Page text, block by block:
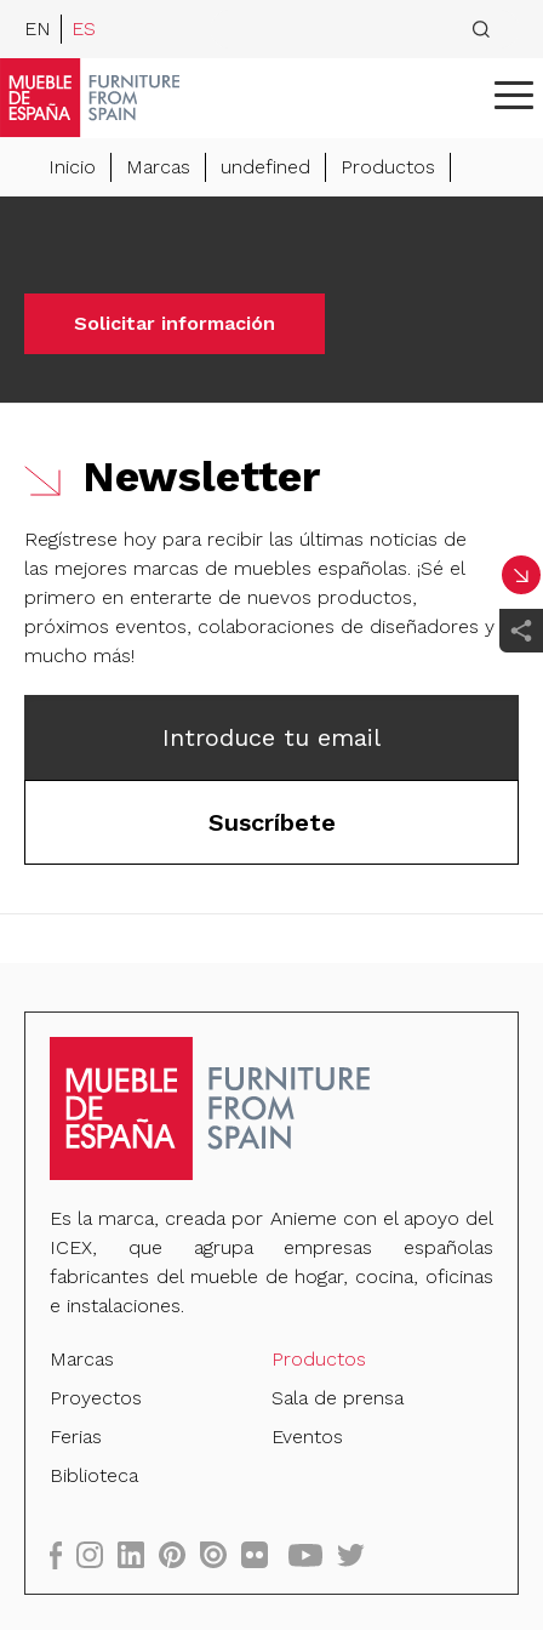
EN ES
Inicio Marcas undefined Productos
Solicitar información
Newsletter
Regístrese hoy para recibir las últimas noticias de
las mejores marcas de muebles españolas. ¡Sé el
primero en enterarte de nuevos productos,
próximos eventos, colaboraciones de diseñadores y
mucho más!
Introduce tu email
Suscríbete
Es la marca, creada por Anieme con el apoyo del
ICEX, que agrupa empresas españolas
fabricantes del mueble de hogar, cocina, oficinas
e instalaciones.
Marcas
Productos
Proyectos
Sala de prensa
Ferias
Eventos
Biblioteca